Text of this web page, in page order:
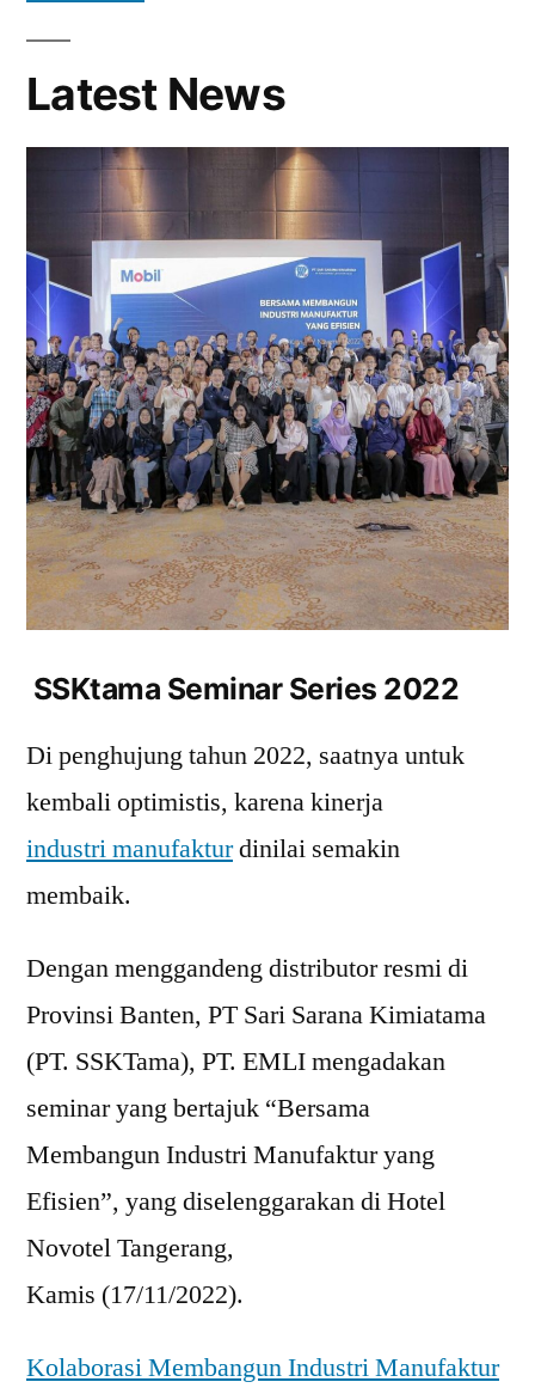
Latest News
SSKtama Seminar Series 2022
Di penghujung tahun 2022, saatnya untuk
kembali optimistis, karena kinerja
industri manufakturdinilai semakin
membaik.
Dengan menggandeng distributor resmi di
Provinsi Banten, PT Sari Sarana Kimiatama
(PT. SSKTama), PT. EMLI mengadakan
seminar yang bertajuk “Bersama
Membangun Industri Manufaktur yang
Efisien”, yang diselenggarakan di Hotel
Novotel Tangerang,
Kamis (17/11/2022).
Kolaborasi Membangun Industri Manufaktur